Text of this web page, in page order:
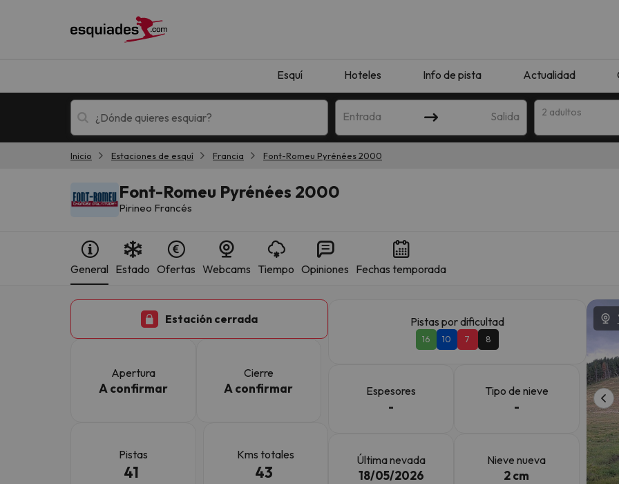
Esquí Hoteles Info de pista Actualidad
Entrada Salida 2 adultos
Inicio Estaciones de esquí Francia Font-Romeu Pyrénées 2000
Font-Romeu Pyrénées 2000
Pirineo Francés
General Estado Ofertas Webcams Tiempo Opiniones Fechas temporada
Estación cerrada
Apertura
A confirmar
Cierre
A confirmar
Pistas
41
Kms totales
43
Pistas por dificultad
16 10 7 8
Espesores
-
Tipo de nieve
-
Última nevada
18/05/2026
Nieve nueva
2 cm